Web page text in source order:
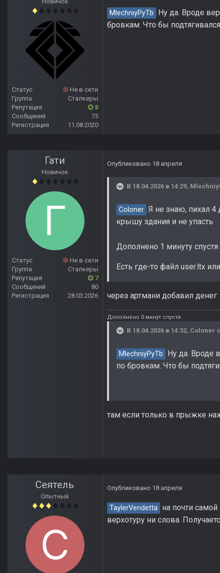
Статус
Не в сети
Группа
Сталкеры
Репутация
8
Сообщений
75
Регистрация
11.08.2020
MlechniyPyTb
Ну да. Вроде
бровкам. Что бы
Гати
Новичок
Статус
Не в сети
Группа
Сталкеры
Репутация
7
Сообщений
80
Регистрация
28.03.2026
Опубликовано 18 апреля
В 18.04.2026 в 14:29,
Coloner Я не знаю, пихал 4
крышу здания и не упасть
Дополнено 1 минуту спустя
Есть где-то файл user.ltx
через артмани добавил денег
Дополнено 0 минут спустя
В 18.04.2026 в 14:32, Coloner
MlechniyPyTb
Ну да. Вроде
по бровкам. Что бы
там если только в прыжке
Сеятель
Опытный
Опубликовано 18 апреля
TaylerVendetta на почти
верхотуру ни слова.